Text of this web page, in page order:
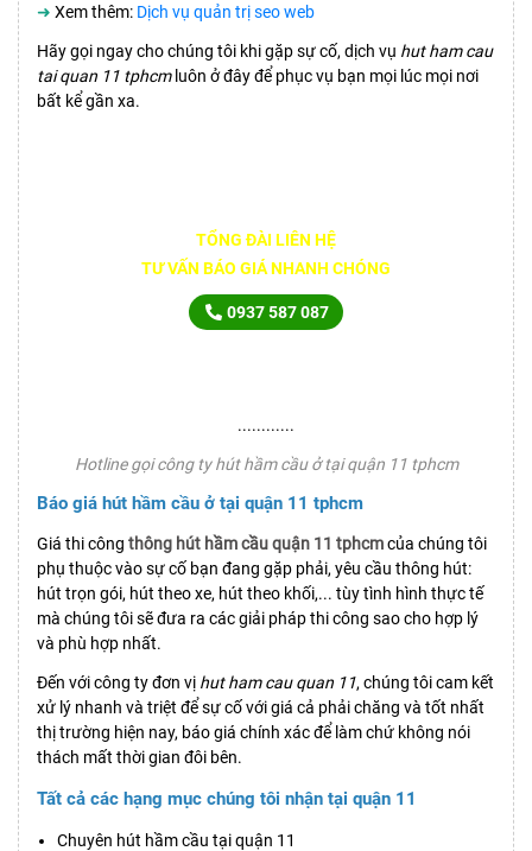
➜ Xem thêm: Dịch vụ quản trị seo web
Hãy gọi ngay cho chúng tôi khi gặp sự cố, dịch vụ hut ham cau
tai quan 11 tphcmluôn ở đây để phục vụ bạn mọi lúc mọi nơi
bất kể gần xa.
TỔNG ĐÀI LIÊN HỆ
TƯ VẤN BÁO GIÁ NHANH CHÓNG
0937 587 087
............
Hotline gọi công ty hút hầm cầu ở tại quận 11 tphcm
Báo giá hút hầm cầu ở tại quận 11 tphcm
Giá thi công thông hút hầm cầu quận 11 tphcmcủa chúng tôi
phụ thuộc vào sự cố bạn đang gặp phải, yêu cầu thông hút:
hút trọn gói, hút theo xe, hút theo khối,... tùy tình hình thực tế
mà chúng tôi sẽ đưa ra các giải pháp thi công sao cho hợp lý
và phù hợp nhất.
Đến với công ty đơn vị hut ham cau quan 11, chúng tôi cam kết
xử lý nhanh và triệt để sự cố với giá cả phải chăng và tốt nhất
thị trường hiện nay, báo giá chính xác để làm chứ không nói
thách mất thời gian đôi bên.
Tất cả các hạng mục chúng tôi nhận tại quận 11
Chuyên hút hầm cầu tại quận 11